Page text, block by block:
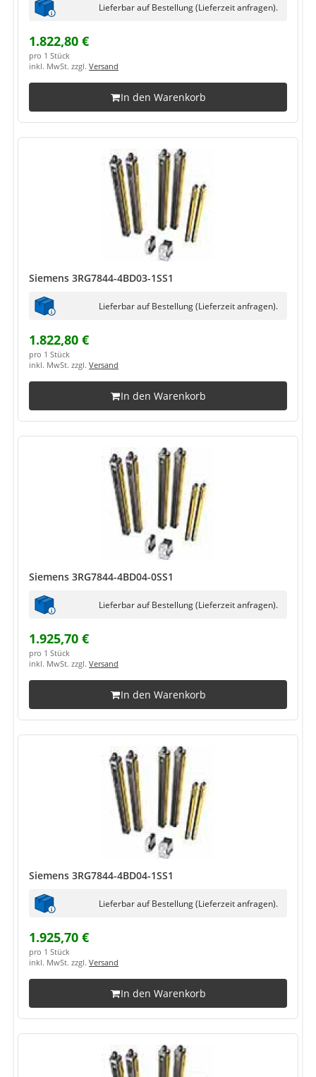
Lieferbar auf Bestellung (Lieferzeit anfragen).
1.822,80 €
pro 1 Stück
inkl. MwSt. zzgl. Versand
In den Warenkorb
Siemens 3RG7844-4BD03-1SS1
Lieferbar auf Bestellung (Lieferzeit anfragen).
1.822,80 €
pro 1 Stück
inkl. MwSt. zzgl. Versand
In den Warenkorb
Siemens 3RG7844-4BD04-0SS1
Lieferbar auf Bestellung (Lieferzeit anfragen).
1.925,70 €
pro 1 Stück
inkl. MwSt. zzgl. Versand
In den Warenkorb
Siemens 3RG7844-4BD04-1SS1
Lieferbar auf Bestellung (Lieferzeit anfragen).
1.925,70 €
pro 1 Stück
inkl. MwSt. zzgl. Versand
In den Warenkorb